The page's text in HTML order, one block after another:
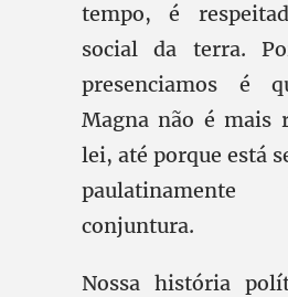
tempo, é
social da terra.
presenciamos é
Magna não é mais
lei, até porque está
conjuntura.
Nossa história